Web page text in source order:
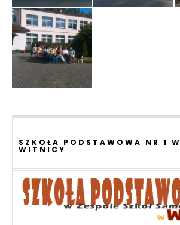
SZKOŁA PODSTAWOWA NR 1 W
WITNICY